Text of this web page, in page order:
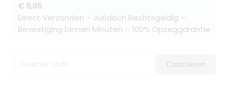
€ 6,95
Direct Verzonden – Juridisch Rechtsgeldig –
Bevestiging binnen Minuten – 100% Opzeggarantie
Voucher code Controleren